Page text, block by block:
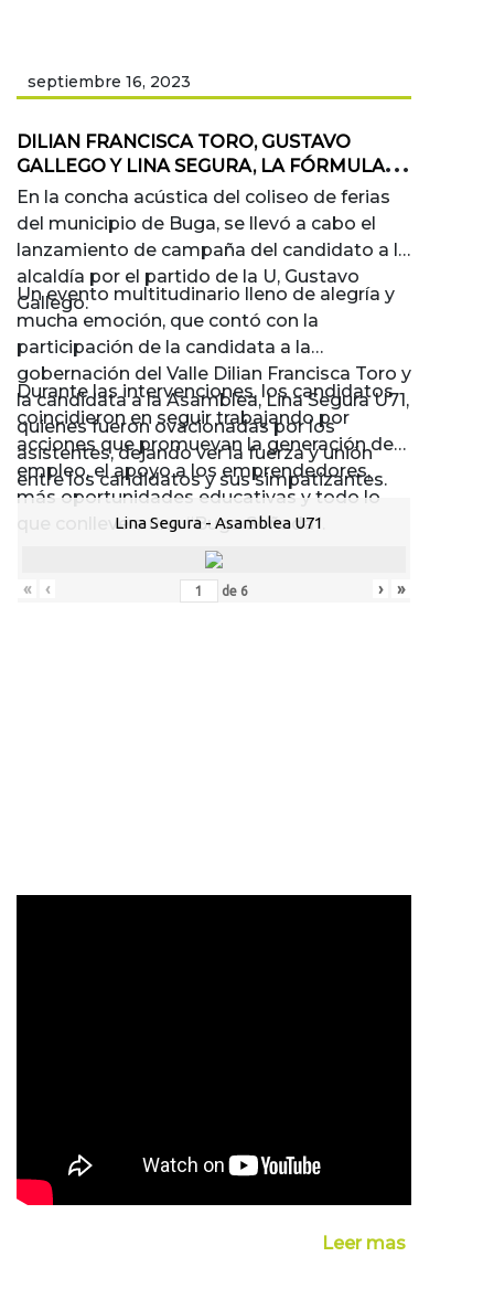
septiembre 16, 2023
DILIAN FRANCISCA TORO, GUSTAVO
GALLEGO Y LINA SEGURA, LA FÓRMULA
QUE BUGA Y EL VALLE NECESITAN*
En la concha acústica del coliseo de ferias
del municipio de Buga, se llevó a cabo el
lanzamiento de campaña del candidato a la
alcaldía por el partido de la U, Gustavo
Gallego.
Un evento multitudinario lleno de alegría y
mucha emoción, que contó con la
participación de la candidata a la
gobernación del Valle Dilian Francisca Toro y
la candidata a la Asamblea, Lina Segura U71,
quienes fueron ovacionadas por los
asistentes, dejando ver la fuerza y unión
entre los candidatos y sus simpatizantes.
Durante las intervenciones, los candidatos
coincidieron en seguir trabajando por
acciones que promuevan la generación de
empleo, el apoyo a los emprendedores,
más oportunidades educativas y todo lo
que conlleve a una “Buga Soñada”.
Lina Segura - Asamblea U71
« ‹ de 6 › »
Leer mas